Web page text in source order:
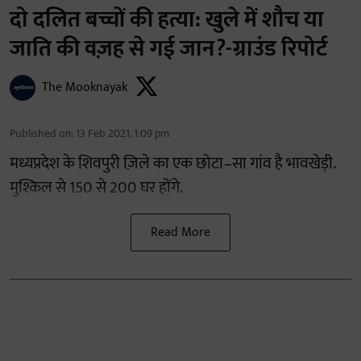
दो दलित बच्चों की हत्या: खुले में शौच या
जाति की वज़ह से गई जान?-ग्राउंड रिपोर्ट
The Mooknayak
Published on: 13 Feb 2021, 1:09 pm
मध्यप्रदेश के शिवपुरी ज़िले का एक छोटा–सा गांव है भावखेड़ी.
मुश्किल से150से200घर होंगे.
Read More